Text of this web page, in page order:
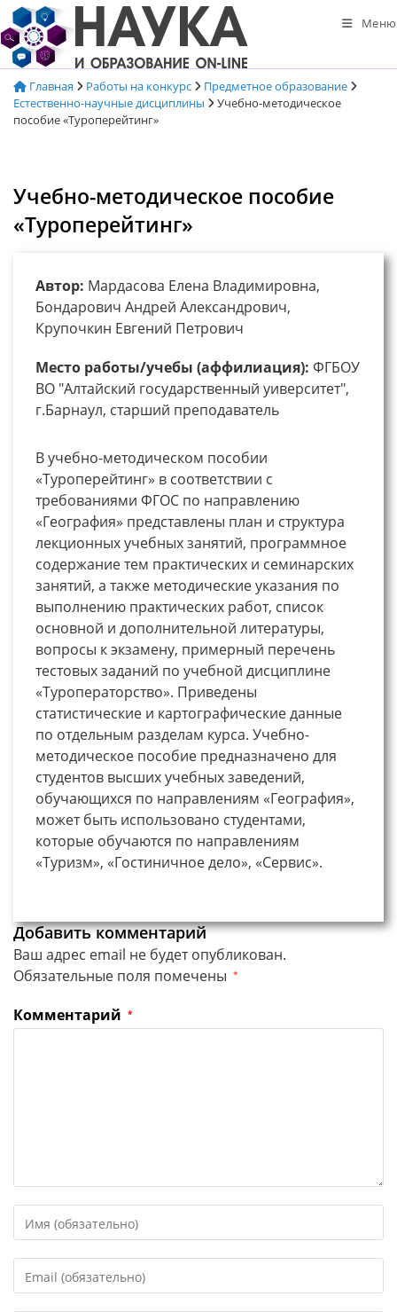
Перейти
к
содержимому
Меню
Главная Работы на конкурс
Предметное образование
Естественно-научные дисциплины
Учебно-методическое
пособие «Туроперейтинг»
Учебно-методическое пособие
«Туроперейтинг»
Автор: Мардасова Елена Владимировна,
Бондарович Андрей Александрович,
Крупочкин Евгений Петрович
Место работы/учебы (аффилиация): ФГБОУ
ВО "Алтайский государственный уиверситет",
г.Барнаул, старший преподаватель
В учебно-методическом пособии
«Туроперейтинг» в соответствии с
требованиями ФГОС по направлению
«География» представлены план и структура
лекционных учебных занятий, программное
содержание тем практических и семинарских
занятий, а также методические указания по
выполнению практических работ, список
основной и дополнительной литературы,
вопросы к экзамену, примерный перечень
тестовых заданий по учебной дисциплине
«Туроператорство». Приведены
статистические и картографические данные
по отдельным разделам курса. Учебно-
методическое пособие предназначено для
студентов высших учебных заведений,
обучающихся по направлениям «География»,
может быть использовано студентами,
которые обучаются по направлениям
«Туризм», «Гостиничное дело», «Сервис».
Добавить комментарий
Ваш адрес email не будет опубликован.
Обязательные поля помечены *
Комментарий *
свое
или
имя
свой